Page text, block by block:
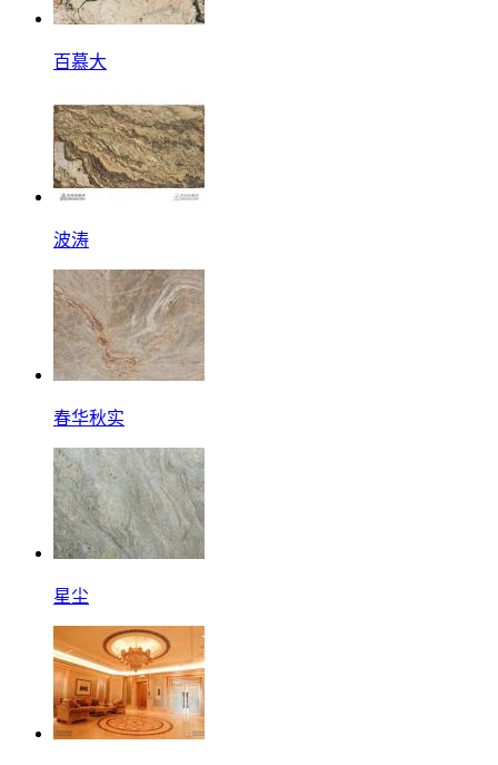
百慕大
波涛
春华秋实
星尘